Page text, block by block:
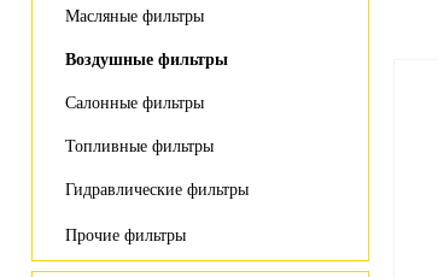
Масляные фильтры
Воздушные фильтры
Салонные фильтры
Топливные фильтры
Гидравлические фильтры
Прочие фильтры